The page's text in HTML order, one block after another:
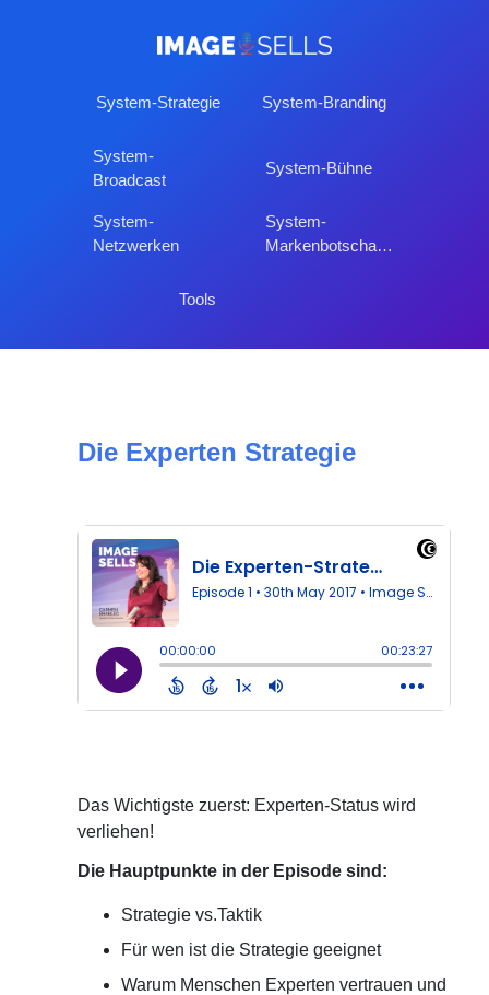
System-Strategie System-Branding
System-
Broadcast
System-Bühne
System-
Netzwerken
System-
Markenbotschafter
Tools
Die Experten Strategie
Das Wichtigste zuerst: Experten-Status wird
verliehen!
Die Hauptpunkte in der Episode sind:
Strategie vs.Taktik
Für wen ist die Strategie geeignet
Warum Menschen Experten vertrauen und